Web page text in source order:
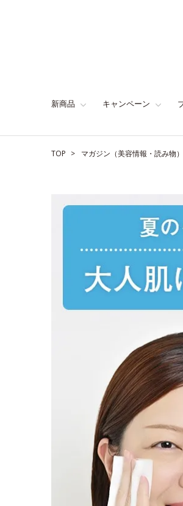
新商品 キャンペーン
TOP マガジン（美容情報・読み物）